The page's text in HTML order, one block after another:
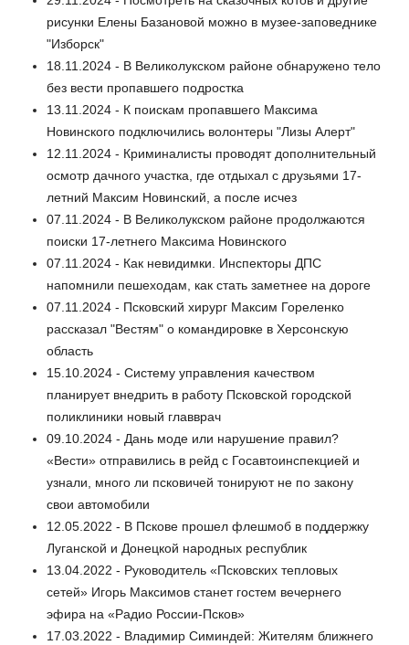
рисунки Елены Базановой можно в музее-заповеднике
"Изборск"
18.11.2024 - В Великолукском районе обнаружено тело
без вести пропавшего подростка
13.11.2024 - К поискам пропавшего Максима
Новинского подключились волонтеры "Лизы Алерт"
12.11.2024 - Криминалисты проводят дополнительный
осмотр дачного участка, где отдыхал с друзьями 17-
летний Максим Новинский, а после исчез
07.11.2024 - В Великолукском районе продолжаются
поиски 17-летнего Максима Новинского
07.11.2024 - Как невидимки. Инспекторы ДПС
напомнили пешеходам, как стать заметнее на дороге
07.11.2024 - Псковский хирург Максим Гореленко
рассказал "Вестям" о командировке в Херсонскую
область
15.10.2024 - Систему управления качеством
планирует внедрить в работу Псковской городской
поликлиники новый главврач
09.10.2024 - Дань моде или нарушение правил?
«Вести» отправились в рейд с Госавтоинспекцией и
узнали, много ли псковичей тонируют не по закону
свои автомобили
12.05.2022 - В Пскове прошел флешмоб в поддержку
Луганской и Донецкой народных республик
13.04.2022 - Руководитель «Псковских тепловых
сетей» Игорь Максимов станет гостем вечернего
эфира на «Радио России-Псков»
17.03.2022 - Владимир Симиндей: Жителям ближнего